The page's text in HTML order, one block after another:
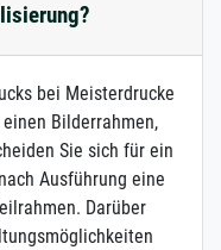
bei Meisterdrucke
Bilderrahmen,
Sie sich für ein
Ausführung eine
Darüber